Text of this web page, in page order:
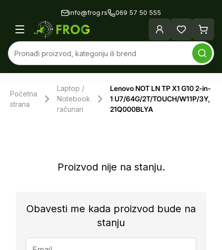
info@frog.rs 069 57 50 555
Početna
strana
Laptop /
Notebook
računari
Lenovo NOT LN TP X1 G10 2-in-
1 U7/64G/2T/TOUCH/W11P/3Y,
21Q000BLYA
Proizvod nije na stanju.
Obavesti me kada proizvod bude na
stanju